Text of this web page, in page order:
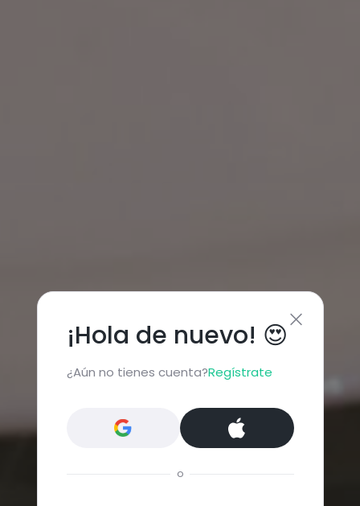
¡Hola de nuevo! 😍
¿Aún no tienes cuenta?Regístrate
o